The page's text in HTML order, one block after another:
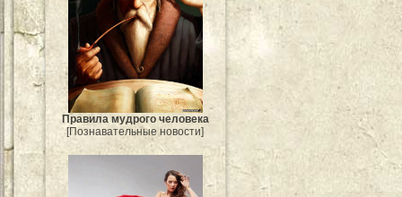
Правила мудрого человека
[Познавательные новости]